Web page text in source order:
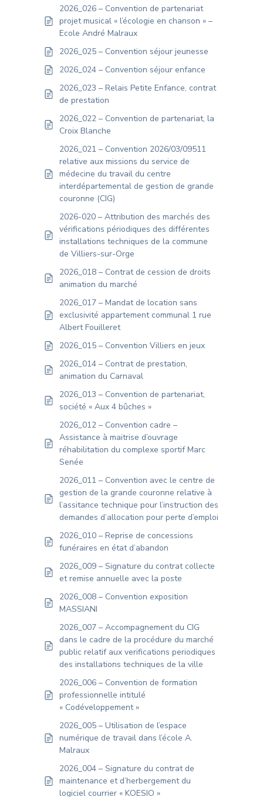
2026_026 – Convention de partenariat
projet musical « l’écologie en chanson » –
Ecole André Malraux
2026_025 – Convention séjour jeunesse
2026_024 – Convention séjour enfance
2026_023 – Relais Petite Enfance, contrat
de prestation
2026_022 – Convention de partenariat, la
Croix Blanche
2026_021 – Convention 2026/03/09511
relative aux missions du service de
médecine du travail du centre
interdépartemental de gestion de grande
couronne (CIG)
2026-020 – Attribution des marchés des
vérifications périodiques des différentes
installations techniques de la commune
de Villiers-sur-Orge
2026_018 – Contrat de cession de droits
animation du marché
2026_017 – Mandat de location sans
exclusivité appartement communal 1 rue
Albert Fouilleret
2026_015 – Convention Villiers en jeux
2026_014 – Contrat de prestation,
animation du Carnaval
2026_013 – Convention de partenariat,
société « Aux 4 bûches »
2026_012 – Convention cadre –
Assistance à maitrise d’ouvrage
réhabilitation du complexe sportif Marc
Senée
2026_011 – Convention avec le centre de
gestion de la grande couronne relative à
l’assitance technique pour l’instruction des
demandes d’allocation pour perte d’emploi
2026_010 – Reprise de concessions
funéraires en état d’abandon
2026_009 – Signature du contrat collecte
et remise annuelle avec la poste
2026_008 – Convention exposition
MASSIANI
2026_007 – Accompagnement du CIG
dans le cadre de la procédure du marché
public relatif aux verifications periodiques
des installations techniques de la ville
2026_006 – Convention de formation
professionnelle intitulé
« Codéveloppement »
2026_005 – Utilisation de l’espace
numérique de travail dans l’école A.
Malraux
2026_004 – Signature du contrat de
maintenance et d’herbergement du
logiciel courrier « KOESIO »